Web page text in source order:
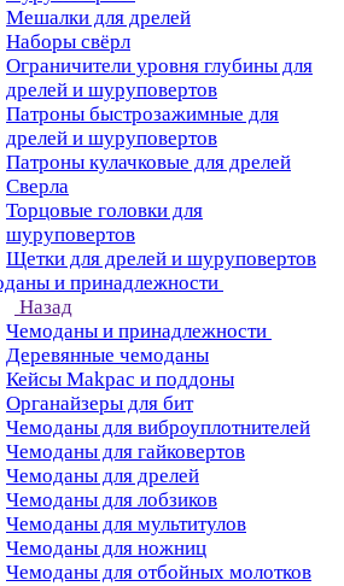
Мешалки для дрелей
Наборы свёрл
Ограничители уровня глубины для
дрелей и шуруповертов
Патроны быстрозажимные для
дрелей и шуруповертов
Патроны кулачковые для дрелей
Сверла
Торцовые головки для
шуруповертов
Щетки для дрелей и шуруповертов
и принадлежности
Назад
Чемоданы и принадлежности
Деревянные чемоданы
Кейсы Makpac и поддоны
Органайзеры для бит
Чемоданы для виброуплотнителей
Чемоданы для гайковертов
Чемоданы для дрелей
Чемоданы для лобзиков
Чемоданы для мультитулов
Чемоданы для ножниц
Чемоданы для отбойных молотков